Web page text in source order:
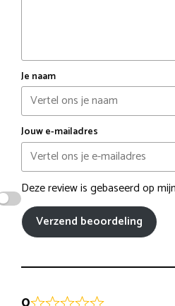
Je naam
Jouw e-mailadres
Deze review is gebaseerd op
Verzend beoordeling